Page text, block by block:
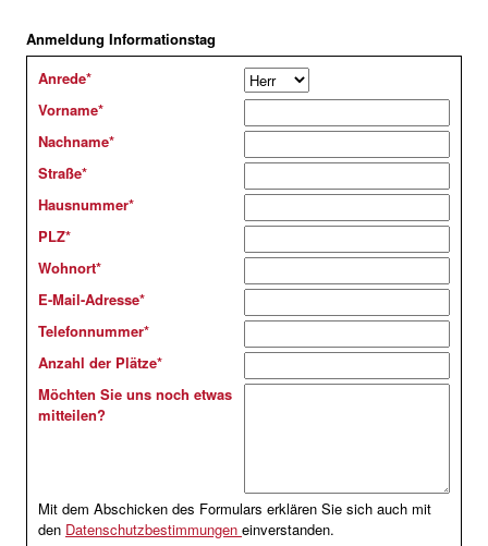
Anmeldung Informationstag
Anrede*
Vorname*
Nachname*
Straße*
Hausnummer*
PLZ*
Wohnort*
E-Mail-Adresse*
Telefonnummer*
Anzahl der Plätze*
Möchten Sie uns noch etwas
mitteilen?
Mit dem Abschicken des Formulars erklären Sie sich auch mit
den Datenschutzbestimmungen einverstanden.